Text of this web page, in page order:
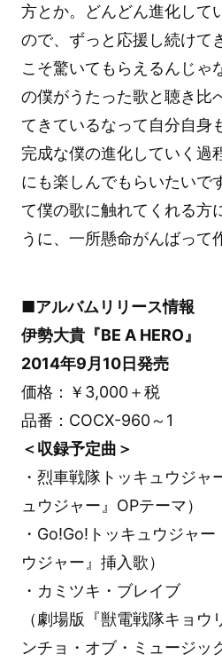
方とか。どんどん進化して
ので、ずっと応援し続けて
こそ驚いてもらえるんじゃ
の僕がうたった歌と聴き比
てきているなって自分自身
完成な僕の進化していく過
にも楽しんでもらいたいで
て僕の歌に触れてくれる方
うに、一所懸命がんばって
■アルバムリリース情報
伊勢大貴『BE A HERO』
2014年9月10日発売
価格：￥3,000＋税
品番：COCX-960～1
＜収録予定曲＞
・烈車戦隊トッキュウジャ
ュウジャー』OPテーマ）
・Go!Go!トッキュウジャ
ウジャー』挿入歌）
・カミツキ・ブレイブ
（劇場版『獣電戦隊キョウ
ンチョ・オブ・ミュージッ